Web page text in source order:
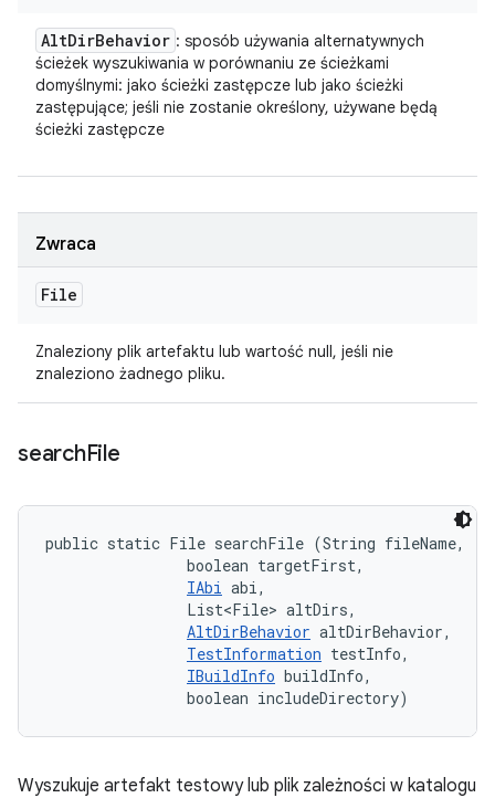
AltDirBehavior : sposób używania alternatywnych
ścieżek wyszukiwania w porównaniu ze ścieżkami
domyślnymi: jako ścieżki zastępcze lub jako ścieżki
zastępujące; jeśli nie zostanie określony, używane będą
ścieżki zastępcze
Zwraca
File
Znaleziony plik artefaktu lub wartość null, jeśli nie
znaleziono żadnego pliku.
searchFile
public static File searchFile (String fileName,
                boolean targetFirst,
IAbi abi,
                List<File> altDirs,
AltDirBehavior altDirBehavior,
TestInformation testInfo,
IBuildInfo buildInfo,
                boolean includeDirectory)
Wyszukuje artefakt testowy lub plik zależności w katalogu